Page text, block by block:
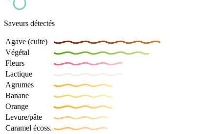
Saveurs détectés
Agave (cuite)
Végétal
Fleurs
Lactique
Agrumes
Banane
Orange
Levure/pâte
Caramel écoss.